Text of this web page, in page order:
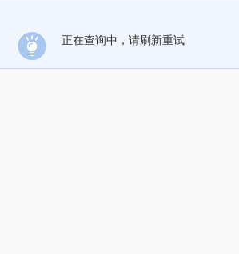
正在查询中，请刷新重试